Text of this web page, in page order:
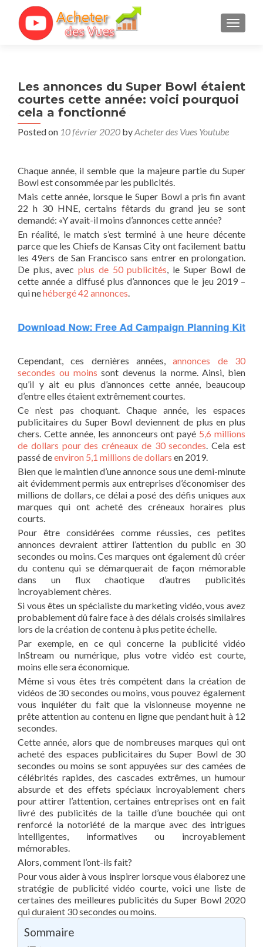
Les annonces du Super Bowl étaient
courtes cette année: voici pourquoi
cela a fonctionné
Posted on 10 février 2020 byAcheter des Vues Youtube
Chaque année, il semble que la majeure partie du Super
Bowl est consommée par les publicités.
Mais cette année, lorsque le Super Bowl a pris fin avant
22 h 30 HNE, certains fêtards du grand jeu se sont
demandé: «Y avait-il moins d’annonces cette année?
En réalité, le match s’est terminé à une heure décente
parce que les Chiefs de Kansas City ont facilement battu
les 49ers de San Francisco sans entrer en prolongation.
De plus, avecplus de 50 publicités, le Super Bowl de
cette année a diffusé plus d’annonces que le jeu 2019 –
qui nehébergé 42 annonces.
Cependant, ces dernières années,annonces de 30
secondes ou moins sont devenus la norme. Ainsi, bien
qu’il y ait eu plus d’annonces cette année, beaucoup
d’entre elles étaient extrêmement courtes.
Ce n’est pas choquant. Chaque année, les espaces
publicitaires du Super Bowl deviennent de plus en plus
chers. Cette année, les annonceurs ont payé 5,6 millions
de dollars pour des créneaux de 30 secondes . Cela est
passé deenviron 5,1 millions de dollars en 2019.
Bien que le maintien d’une annonce sous une demi-minute
ait évidemment permis aux entreprises d’économiser des
millions de dollars, ce délai a posé des défis uniques aux
marques qui ont acheté des créneaux horaires plus
courts.
Pour être considérées comme réussies, ces petites
annonces devraient attirer l’attention du public en 30
secondes ou moins. Ces marques ont également dû créer
du contenu qui se démarquerait de façon mémorable
dans un flux chaotique d’autres publicités
incroyablement chères.
Si vous êtes un spécialiste du marketing vidéo, vous avez
probablement dû faire face à des délais croisés similaires
lors de la création de contenu à plus petite échelle.
Par exemple, en ce qui concerne la publicité vidéo
InStream ou numérique, plus votre vidéo est courte,
moins elle sera économique.
Même si vous êtes très compétent dans la création de
vidéos de 30 secondes ou moins, vous pouvez également
vous inquiéter du fait que la visionneuse moyenne ne
prête attention au contenu en ligne que pendant huit à 12
secondes.
Cette année, alors que de nombreuses marques qui ont
acheté des espaces publicitaires du Super Bowl de 30
secondes ou moins se sont appuyées sur des camées de
célébrités rapides, des cascades extrêmes, un humour
absurde et des effets spéciaux incroyablement chers
pour attirer l’attention, certaines entreprises ont en fait
livré des publicités de la taille d’une bouchée qui ont
renforcé la notoriété de la marque avec des intrigues
intelligentes, informatives ou incroyablement
mémorables.
Alors, comment l’ont-ils fait?
Pour vous aider à vous inspirer lorsque vous élaborez une
stratégie de publicité vidéo courte, voici une liste de
certaines des meilleures publicités du Super Bowl 2020
qui duraient 30 secondes ou moins.
Sommaire